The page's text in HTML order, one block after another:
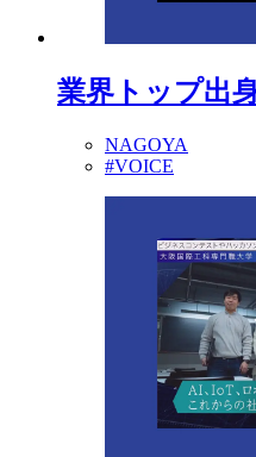
業界トップ出
NAGOYA
#VOICE